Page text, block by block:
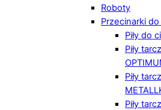
Roboty
Przecinarki
Piły do
Piły
Piły
Piły